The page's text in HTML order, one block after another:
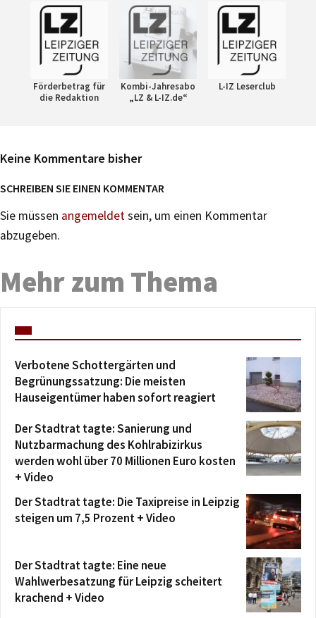
Förderbetrag für
die Redaktion
Kombi-Jahresabo
„LZ & L-IZ.de“
L-IZ Leserclub
Keine Kommentare bisher
SCHREIBEN SIE EINEN KOMMENTAR
Sie müssen angemeldetsein, um einen Kommentar
abzugeben.
Mehr zum Thema
Verbotene Schottergärten und
Begrünungssatzung: Die meisten
Hauseigentümer haben sofort reagiert
Der Stadtrat tagte: Sanierung und
Nutzbarmachung des Kohlrabizirkus
werden wohl über 70 Millionen Euro kosten
+ Video
Der Stadtrat tagte: Die Taxipreise in Leipzig
steigen um 7,5 Prozent + Video
Der Stadtrat tagte: Eine neue
Wahlwerbesatzung für Leipzig scheitert
krachend + Video